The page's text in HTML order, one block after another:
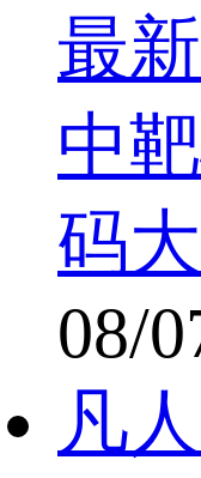
最
中
码
08/
凡